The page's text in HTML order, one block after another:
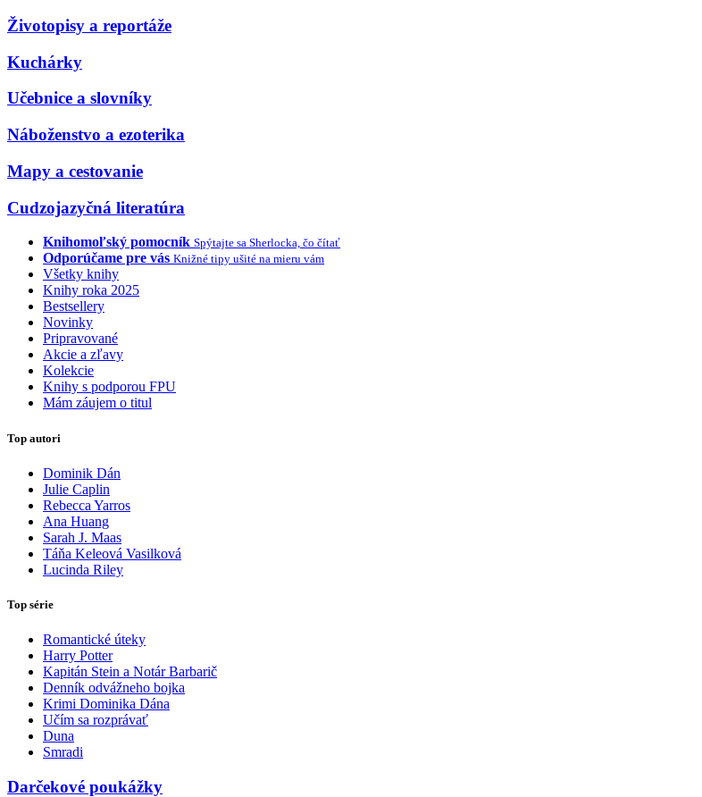
Životopisy a reportáže
Kuchárky
Učebnice a slovníky
Náboženstvo a ezoterika
Mapy a cestovanie
Cudzojazyčná literatúra
Knihomoľský pomocník Spýtajte sa Sherlocka, čo čítať
Odporúčame pre vás Knižné tipy ušité na mieru vám
Všetky knihy
Knihy roka 2025
Bestsellery
Novinky
Pripravované
Akcie a zľavy
Kolekcie
Knihy s podporou FPU
Mám záujem o titul
Top autori
Dominik Dán
Julie Caplin
Rebecca Yarros
Ana Huang
Sarah J. Maas
Táňa Keleová Vasilková
Lucinda Riley
Top série
Romantické úteky
Harry Potter
Kapitán Stein a Notár Barbarič
Denník odvážneho bojka
Krimi Dominika Dána
Učím sa rozprávať
Duna
Smradi
Darčekové poukážky